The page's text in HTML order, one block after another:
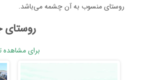
روستای منسوب به آن چشمه می‌باشد.
روستای
برای مشاهده